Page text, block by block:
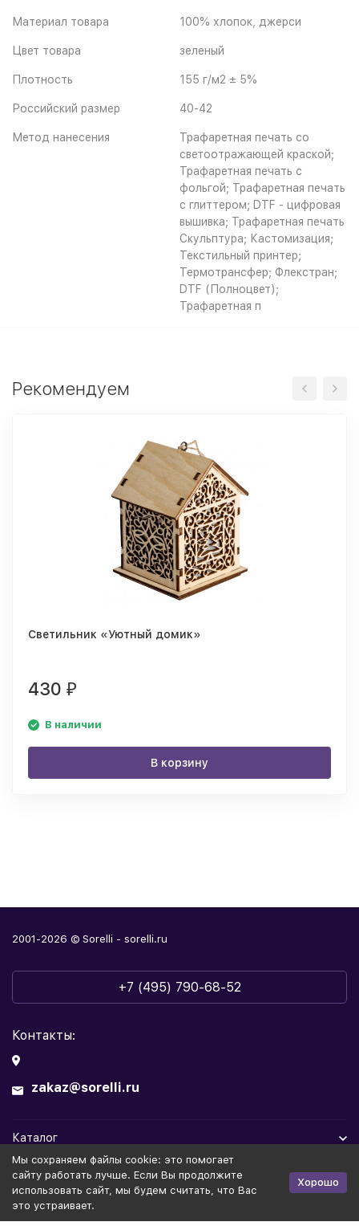
Материал товара 100% хлопок, джерси
Цвет товара зеленый
Плотность 155 г/м2 ± 5%
Российский размер 40-42
Метод нанесения
Трафаретная печать со
светоотражающей краской;
Трафаретная печать с
фольгой; Трафаретная печать
с глиттером; DTF - цифровая
вышивка; Трафаретная печать
Скульптура; Кастомизация;
Текстильный принтер;
Термотрансфер; Флекстран;
DTF (Полноцвет);
Трафаретная п
Рекомендуем
Светильник «Уютный домик»
430 ₽
В наличии
В корзину
2001-2026 © Sorelli - sorelli.ru
+7 (495) 790-68-52
Контакты:
zakaz@sorelli.ru
Каталог
Информация
Мы cохраняем файлы cookie: это помогает
сайту работать лучше. Если Вы продолжите
использовать сайт, мы будем считать, что Вас
это устраивает.
Хорошо